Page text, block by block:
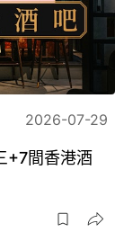
2026-07-29
+7間香港酒